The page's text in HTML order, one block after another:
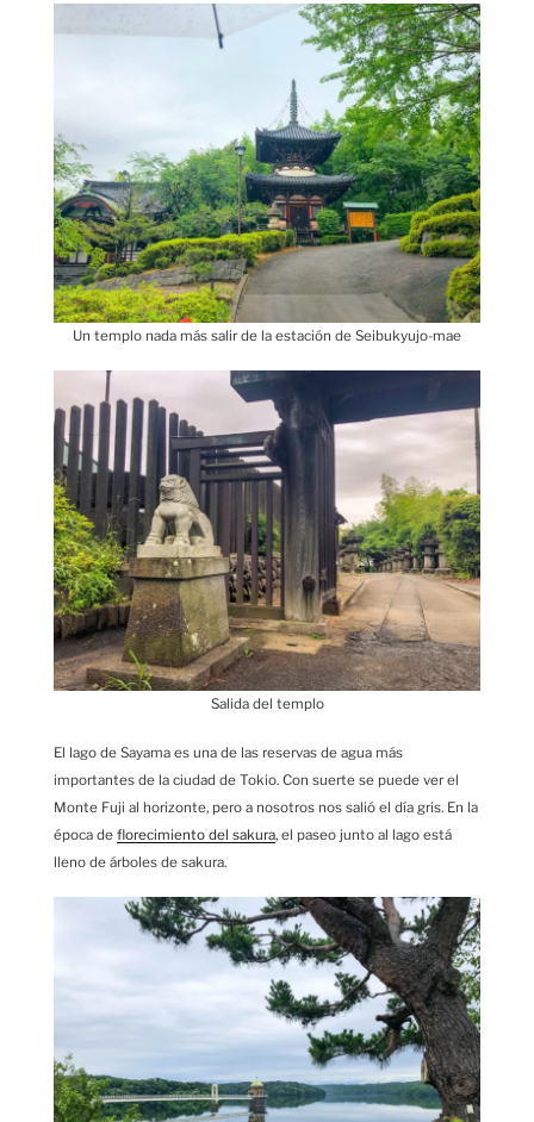
Un templo nada más salir de la estación de Seibukyujo-mae
Salida del templo
El lago de Sayama es una de las reservas de agua más
importantes de la ciudad de Tokio. Con suerte se puede ver el
Monte Fuji al horizonte, pero a nosotros nos salió el día gris. En la
época de florecimiento del sakura, el paseo junto al lago está
lleno de árboles de sakura.